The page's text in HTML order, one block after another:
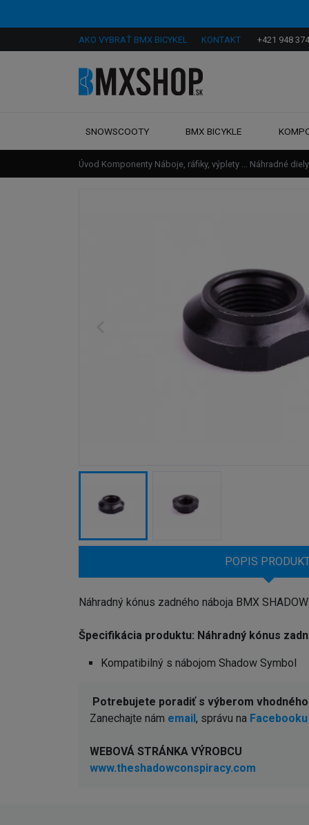
AKO VYBRAŤ BMX BICYKEL KONTAKT +421 948
SNOWSCOOTY BMX BICYKLE
Úvod Komponenty Náboje, ráfiky, výplety ... Náhradné
POPIS
Náhradný kónus zadného náboja BMX
Špecifikácia produktu: Náhradný kónus
Kompatibilný s nábojom Shadow Symbol
Potrebujete poradiť s výberom
Zanechajte nám email , správu na Facebooku
WEBOVÁ STRÁNKA VÝROBCU
www.theshadowconspiracy.com